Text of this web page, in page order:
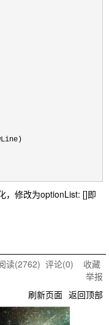
，修改为optionList: []即
读(2762) 评论(0) 收藏
举报
刷新页面 返回顶部